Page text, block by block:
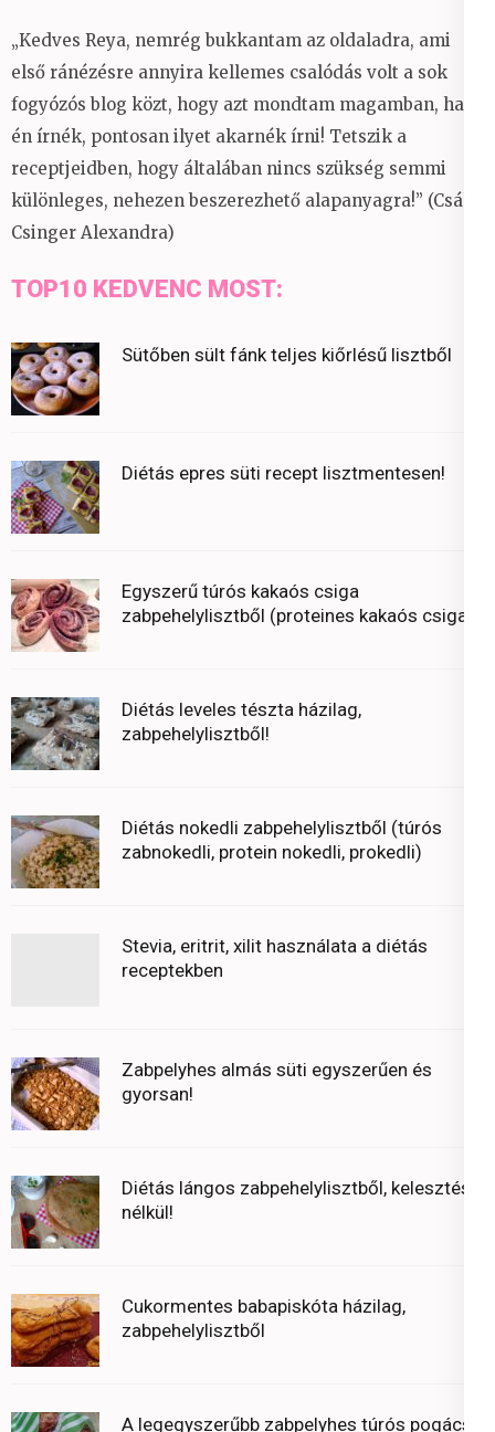
„Kedves Reya, nemrég bukkantam az oldaladra, ami
első ránézésre annyira kellemes csalódás volt a sok
fogyózós blog közt, hogy azt mondtam magamban, ha
én írnék, pontosan ilyet akarnék írni! Tetszik a
receptjeidben, hogy általában nincs szükség semmi
különleges, nehezen beszerezhető alapanyagra!” (Csáky
Csinger Alexandra)
TOP10 KEDVENC MOST:
Sütőben sült fánk teljes kiőrlésű lisztből
Diétás epres süti recept lisztmentesen!
Egyszerű túrós kakaós csiga
zabpehelylisztből (proteines kakaós csiga)
Diétás leveles tészta házilag,
zabpehelylisztből!
Diétás nokedli zabpehelylisztből (túrós
zabnokedli, protein nokedli, prokedli)
Stevia, eritrit, xilit használata a diétás
receptekben
Zabpelyhes almás süti egyszerűen és
gyorsan!
Diétás lángos zabpehelylisztből, kelesztés
nélkül!
Cukormentes babapiskóta házilag,
zabpehelylisztből
A legegyszerűbb zabpelyhes túrós pogácsa